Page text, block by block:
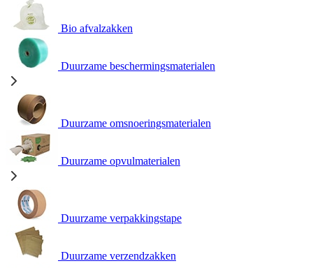
Bio afvalzakken
Duurzame beschermingsmaterialen
Duurzame omsnoeringsmaterialen
Duurzame opvulmaterialen
Duurzame verpakkingstape
Duurzame verzendzakken